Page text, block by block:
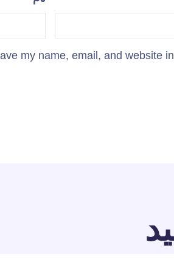
my name, email, and website